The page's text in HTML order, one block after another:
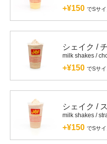
+¥150 でSサ
シェイク /
milk shakes /
+¥150 でSサ
シェイク /
milk shakes /
+¥150 でSサ